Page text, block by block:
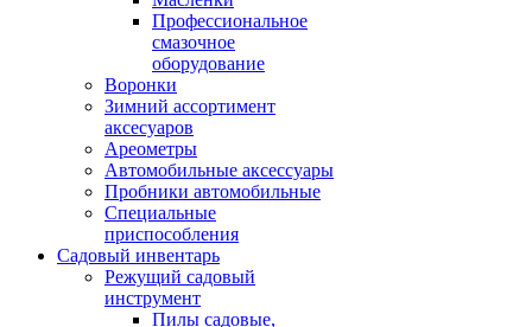
Профессиональное
смазочное
оборудование
Воронки
Зимний ассортимент
аксесуаров
Ареометры
Автомобильные аксессуары
Пробники автомобильные
Специальные
приспособления
Садовый инвентарь
Режущий садовый
инструмент
Пилы садовые,